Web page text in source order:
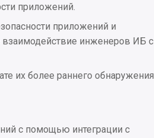
приложений.
приложений и
взаимодействие инженеров ИБ с
их более раннего обнаружения.
с помощью интеграции с